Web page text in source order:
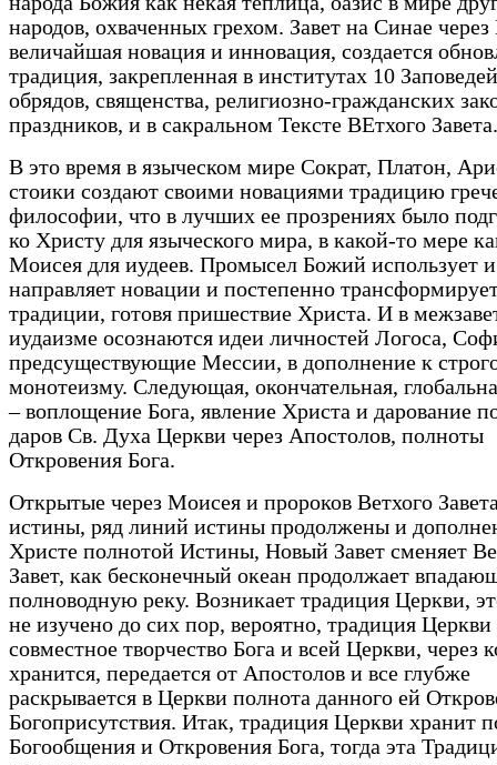
народов, охваченных грехом. Завет на Синае
величайшая новация и инновация, создается
традиция, закрепленная в институтах 10
обрядов, священства, религиозно-гражданских
праздников, и в сакральном Тексте ВЕтхого Завета.
В это время в языческом мире Сократ, Платон,
стоики создают своими новациями традицию
философии, что в лучших ее прозрениях было
ко Христу для языческого мира, в какой-то мере
Моисея для иудеев. Промысел Божий использует и
направляет новации и постепенно
традиции, готовя пришествие Христа. И в
иудаизме осознаются идеи личностей Логоса,
предсуществующие Мессии, в дополнение к
монотеизму. Следующая, окончательная,
– воплощение Бога, явление Христа и дарование
даров Св. Духа Церкви через Апостолов, полноты
Откровения Бога.
Открытые через Моисея и пророков Ветхого
истины, ряд линий истины продолжены и
Христе полнотой Истины, Новый Завет сменяет
Завет, как бесконечный океан продолжает
полноводную реку. Возникает традиция Церкви,
не изучено до сих пор, вероятно, традиция Церкви
совместное творчество Бога и всей Церкви, через
хранится, передается от Апостолов и все глубже
раскрывается в Церкви полнота данного ей
Богоприсутствия. Итак, традиция Церкви хранит
Богообщения и Откровения Бога, тогда эта